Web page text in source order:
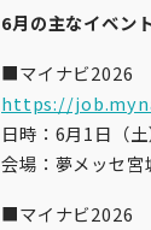
6月の主なイベン
■マイナビ2026
https://
日時：6月1日（
会場：夢メッセ宮
■マイナビ2026